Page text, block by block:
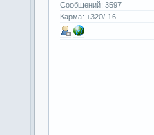
Сообщений: 3597
Карма: +320/-16